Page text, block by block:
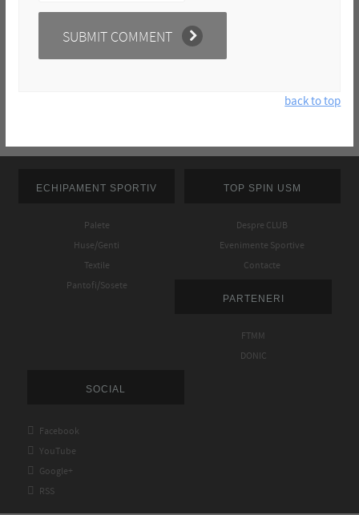
back to top
ECHIPAMENT SPORTIV
Palete
Huse/Genti
Textile
Pantofi/Sosete
TOP SPIN USM
Despre CLUB
Evenimente Sportive
Contacte
PARTENERI
FTMM
DONIC
SOCIAL
 Facebook
 YouTube
 Google+
 RSS